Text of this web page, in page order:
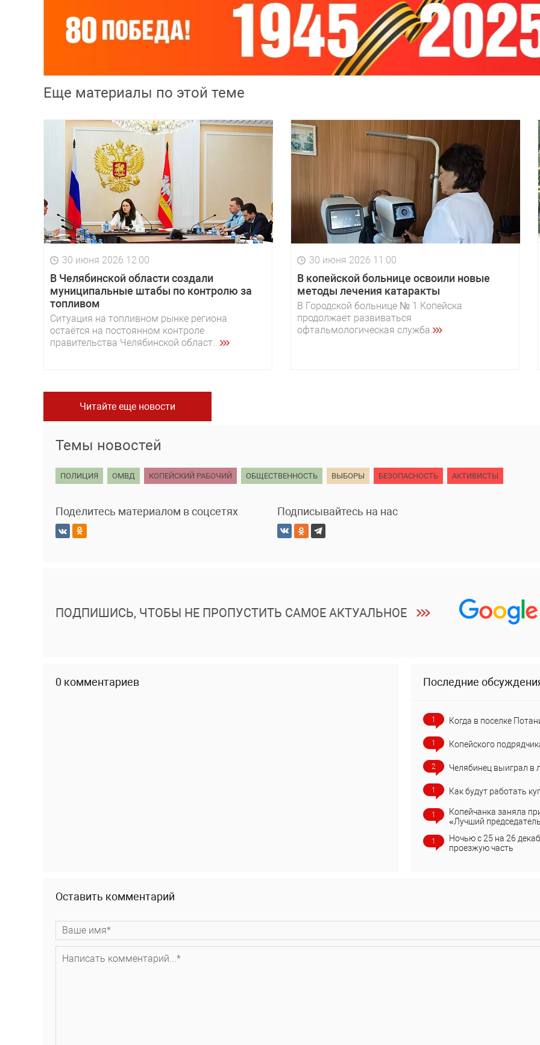
Еще материалы по этой теме
30 июня 2026 12:00
В Челябинской области создали
муниципальные штабы по контролю за
топливом
Ситуация на топливном рынке региона
остаётся на постоянном контроле
правительства Челябинской област...
30 июня 2026 11:00
В копейской больнице освоили новые
методы лечения катаракты
В Городской больнице № 1 Копейска
продолжает развиваться
офтальмологическая служба.
Читайте еще новости
Темы новостей
ПОЛИЦИЯ ОМВД КОПЕЙСКИЙ РАБОЧИЙ ОБЩЕСТВЕННОСТЬ ВЫБОРЫ БЕЗОПАСНОСТЬ АКТИВИСТЫ
Поделитесь материалом в соцсетях Подписывайтесь на нас
ПОДПИШИСЬ, ЧТОБЫ НЕ ПРОПУСТИТЬ САМОЕ АКТУАЛЬНОЕ
0 комментариев Последние
1 Когда в поселке
1 Копейского
2 Челябинец выиграл в
1 Как будут работать
1
Копейчанка заняла
«Лучший
1
Ночью с 25 на 26
проезжую часть
Оставить комментарий